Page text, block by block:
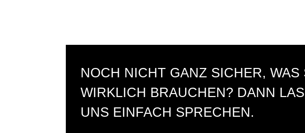
NOCH NICHT GANZ SICHER, WAS
WIRKLICH BRAUCHEN? DANN
UNS EINFACH SPRECHEN.